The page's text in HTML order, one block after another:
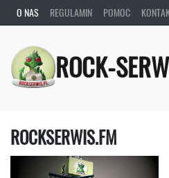
O NAS REGULAMIN POMOC
ROCK-
ROCKSERWIS.FM